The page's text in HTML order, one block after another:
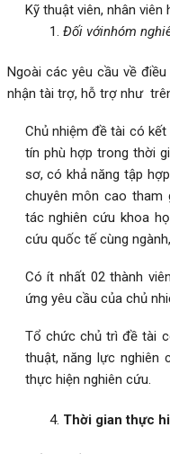
Kỹ thuật viên, nhân viên
Đối vớinhóm
Ngoài các yêu cầu về
nhận tài trợ, hỗ trợ như
Chủ nhiệm đề tài có
tín phù hợp trong thời
sơ, có khả năng tập
chuyên môn cao tham
tác nghiên cứu khoa
cứu quốc tế cùng
Có ít nhất 02 thành
ứng yêu cầu của chủ
Tổ chức chủ trì đề tài
thuật, năng lực nghiên
thực hiện nghiên cứu.
Thời gian thực